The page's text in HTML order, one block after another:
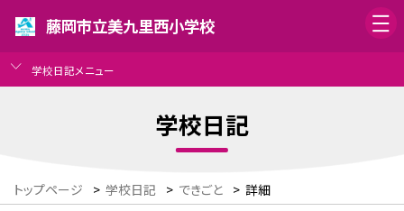
藤岡市立美九里西小学校
学校日記メニュー
学校日記
トップページ > 学校日記 > できごと > 詳細